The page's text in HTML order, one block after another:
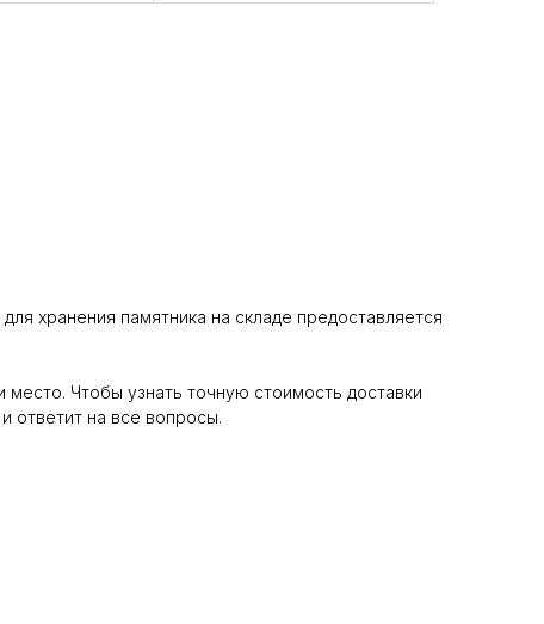
хранения памятника на складе предоставляется
Чтобы узнать точную стоимость доставки
ответит на все вопросы.